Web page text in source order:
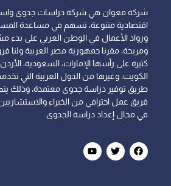
شركة معوان هي شركة دراسات جدوى
اقتصادية متنوعة، تسهم في مساعدة
ورواد الأعمال في الوطن العربي على بدء
ومربحة، مقرنا جمهورية مصر العربية ولنا
كثيرة على رأسها الإمارات، السعودية،
الكويت، وغيرها من الدول العربية التي
طريق توفير دراسة جدوى معتمدة، وذلك يتم
فريق عمل احترافي من الخبراء
في مجال إعداد دراسة الجدوى.